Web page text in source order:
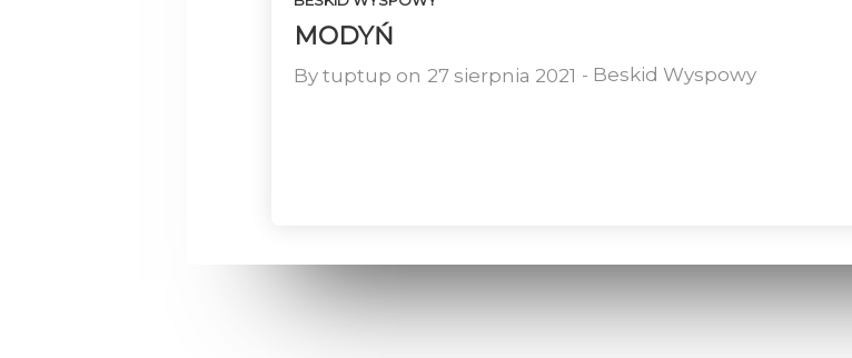
MODYŃ
By tuptup on 27 sierpnia 2021 - Beskid Wyspowy